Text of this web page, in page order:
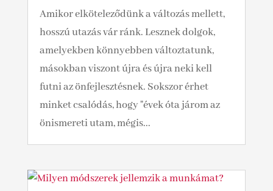
Amikor elköteleződünk a változás mellett,
hosszú utazás vár ránk. Lesznek dolgok,
amelyekben könnyebben változtatunk,
másokban viszont újra és újra neki kell
futni az önfejlesztésnek. Sokszor érhet
minket csalódás, hogy "évek óta járom az
önismereti utam, mégis...